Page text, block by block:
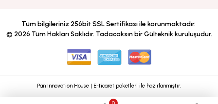
Tüm bilgileriniz 256bit SSL Sertifikası ile korunmaktadır.
© 2026 Tüm Hakları Saklıdır. Tadacaksın bir Gülteknik kuruluşudur.
Pan Innovation House | E-ticaret paketleri ile hazırlanmıştır.